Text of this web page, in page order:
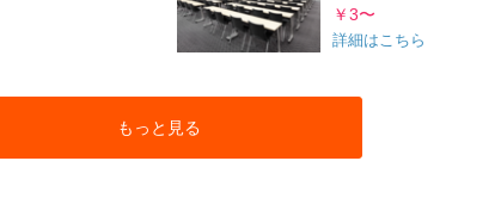
￥3〜
詳細はこちら
もっと見る